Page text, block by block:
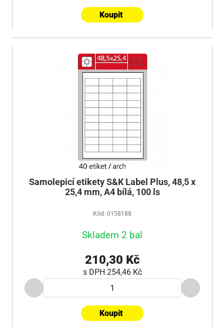
Koupit
Samolepicí etikety S&K Label Plus, 48,5 x
25,4 mm, A4 bílá, 100 ls
Kód: 0158188
Skladem 2 bal
210,30 Kč
s DPH 254,46 Kč
Koupit